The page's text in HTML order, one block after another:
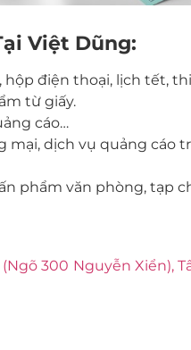
Việt Dũng:
điện thoại, lịch tết,
từ giấy.
cáo…
dịch vụ quảng cáo
phẩm văn phòng, tạp
300 Nguyễn Xiển),